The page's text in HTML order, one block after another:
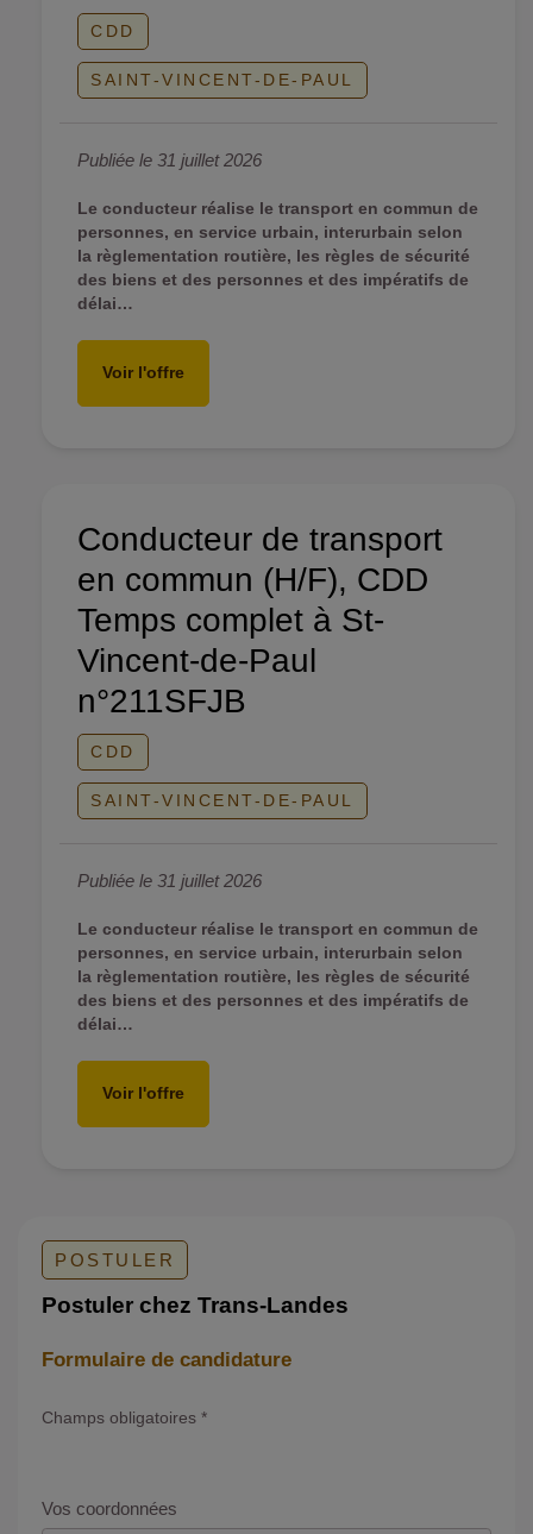
CDD
SAINT-VINCENT-DE-PAUL
Publiée le 31 juillet 2026
Le conducteur réalise le transport en commun de
personnes, en service urbain, interurbain selon
la règlementation routière, les règles de sécurité
des biens et des personnes et des impératifs de
délai…
Voir l'offre
Conducteur de transport
en commun (H/F), CDD
Temps complet à St-
Vincent-de-Paul
n°211SFJB
CDD
SAINT-VINCENT-DE-PAUL
Publiée le 31 juillet 2026
Le conducteur réalise le transport en commun de
personnes, en service urbain, interurbain selon
la règlementation routière, les règles de sécurité
des biens et des personnes et des impératifs de
délai…
Voir l'offre
Postuler chez Trans-Landes
POSTULER
Formulaire de candidature
Champs obligatoires *
Vos coordonnées